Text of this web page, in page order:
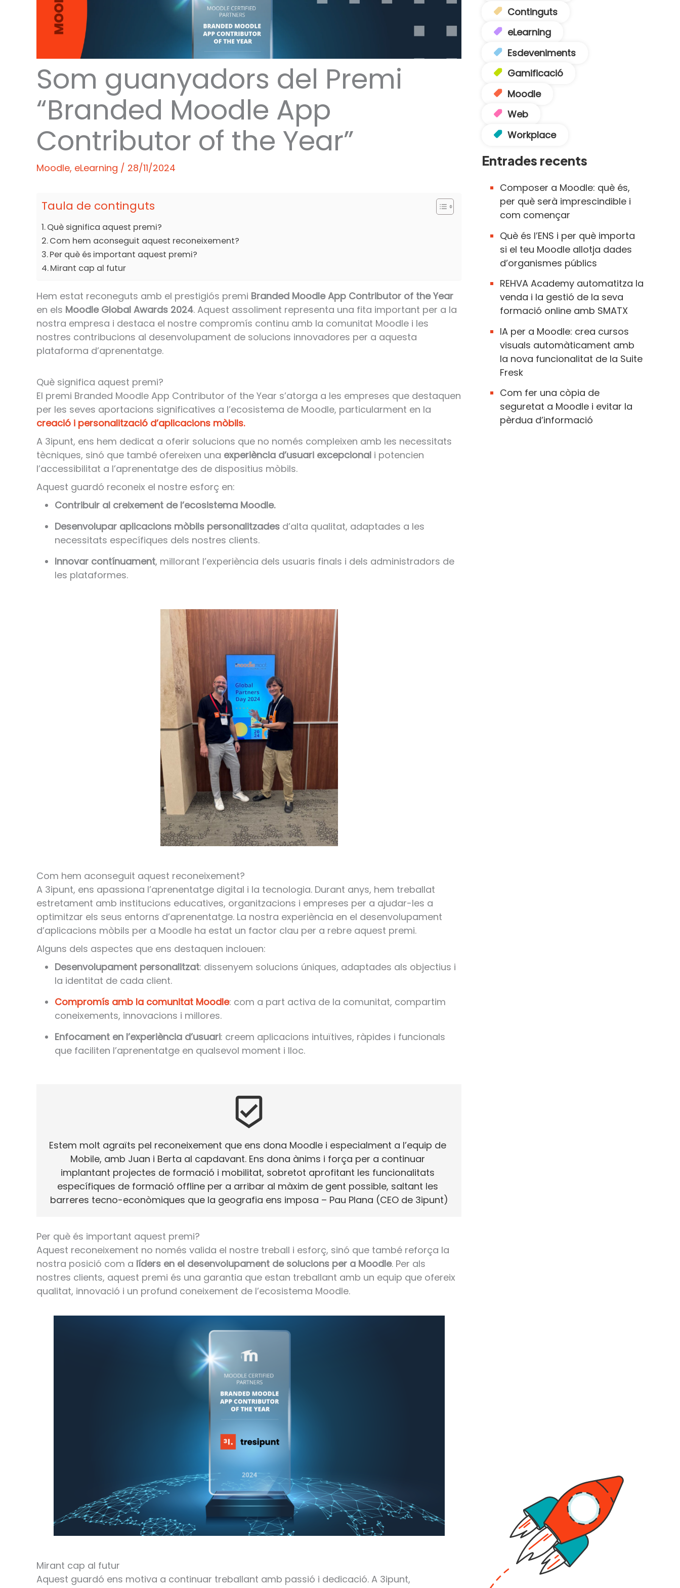
Som guanyadors del Premi
“Branded Moodle App
Contributor of the Year”
Moodle, eLearning / 28/11/2024
Taula de continguts
Què significa aquest premi?
Com hem aconseguit aquest reconeixement?
Per què és important aquest premi?
Mirant cap al futur
Hem estat reconeguts amb el prestigiós premi Branded Moodle App Contributor of the Year
en els Moodle Global Awards 2024. Aquest assoliment representa una fita important per a la
nostra empresa i destaca el nostre compromís continu amb la comunitat Moodle i les
nostres contribucions al desenvolupament de solucions innovadores per a aquesta
plataforma d’aprenentatge.
Què significa aquest premi?
El premi Branded Moodle App Contributor of the Year s’atorga a les empreses que destaquen
per les seves aportacions significatives a l’ecosistema de Moodle, particularment en la
creació i personalització d’aplicacions mòbils.
A 3ipunt, ens hem dedicat a oferir solucions que no només compleixen amb les necessitats
tècniques, sinó que també ofereixen una experiència d’usuari excepcional i potencien
l’accessibilitat a l’aprenentatge des de dispositius mòbils.
Aquest guardó reconeix el nostre esforç en:
Contribuir al creixement de l’ecosistema Moodle.
Desenvolupar aplicacions mòbils personalitzades d’alta qualitat, adaptades a les
necessitats específiques dels nostres clients.
Innovar contínuament, millorant l’experiència dels usuaris finals i dels administradors de
les plataformes.
Com hem aconseguit aquest reconeixement?
A 3ipunt, ens apassiona l’aprenentatge digital i la tecnologia. Durant anys, hem treballat
estretament amb institucions educatives, organitzacions i empreses per a ajudar-les a
optimitzar els seus entorns d’aprenentatge. La nostra experiència en el desenvolupament
d’aplicacions mòbils per a Moodle ha estat un factor clau per a rebre aquest premi.
Alguns dels aspectes que ens destaquen inclouen:
Desenvolupament personalitzat: dissenyem solucions úniques, adaptades als objectius i
la identitat de cada client.
Compromís amb la comunitat Moodle: com a part activa de la comunitat, compartim
coneixements, innovacions i millores.
Enfocament en l’experiència d’usuari: creem aplicacions intuïtives, ràpides i funcionals
que faciliten l’aprenentatge en qualsevol moment i lloc.
beenhere
Estem molt agraïts pel reconeixement que ens dona Moodle i especialment a l’equip de
Mobile, amb Juan i Berta al capdavant. Ens dona ànims i força per a continuar
implantant projectes de formació i mobilitat, sobretot aprofitant les funcionalitats
específiques de formació offline per a arribar al màxim de gent possible, saltant les
barreres tecno-econòmiques que la geografia ens imposa – Pau Plana (CEO de 3ipunt)
Per què és important aquest premi?
Aquest reconeixement no només valida el nostre treball i esforç, sinó que també reforça la
nostra posició com a líders en el desenvolupament de solucions per a Moodle. Per als
nostres clients, aquest premi és una garantia que estan treballant amb un equip que ofereix
qualitat, innovació i un profund coneixement de l’ecosistema Moodle.
Mirant cap al futur
Aquest guardó ens motiva a continuar treballant amb passió i dedicació. A 3ipunt,
Continguts
eLearning
Esdeveniments
Gamificació
Moodle
Web
Workplace
Entrades recents
Composer a Moodle: què és,
per què serà imprescindible i
com començar
Què és l’ENS i per què importa
si el teu Moodle allotja dades
d’organismes públics
REHVA Academy automatitza la
venda i la gestió de la seva
formació online amb SMATX
IA per a Moodle: crea cursos
visuals automàticament amb
la nova funcionalitat de la Suite
Fresk
Com fer una còpia de
seguretat a Moodle i evitar la
pèrdua d’informació